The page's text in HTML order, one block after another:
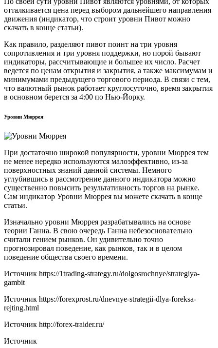
отталкивается цена перед выбором дальнейшего направления
движения (индикатор, что строит уровни Пивот можно
скачать в конце статьи).
Как правило, разделяют пивот поинт на три уровня
сопротивления и три уровня поддержки, но порой бывают
индикаторы, рассчитывающие и большее их число. Расчет
ведется по ценам открытия и закрытия, а также максимумам и
минимумами предыдущего торгового периода. В связи с тем,
что валютный рынок работает круглосуточно, время закрытия
в основном берется за 4:00 по Нью-Йорку.
Уровни Мюррея
При достаточно широкой популярности, уровни Мюррея тем
не менее нередко используются малоэффективно, из-за
поверхностных знаний данной системы. Немного
углубившись в рассмотрение данного индикатора можно
существенно повысить результативность торгов на рынке.
Сам индикатор Уровни Мюррея вы можете скачать в конце
статьи.
Изначально уровни Мюррея разрабатывались на основе
теории Ганна. В свою очередь Ганна небезосновательно
считали гением рынков. Он удивительно точно
прогнозировал поведение, как рынков, так и в целом
поведение общества своего времени.
Источник https://1trading-strategy.ru/dolgosrochnye/strategiya-
gambit
Источник https://forexprost.ru/dnevnye-strategii-dlya-foreksa-
rejting.html
Источник http://forex-traider.ru/
Источник